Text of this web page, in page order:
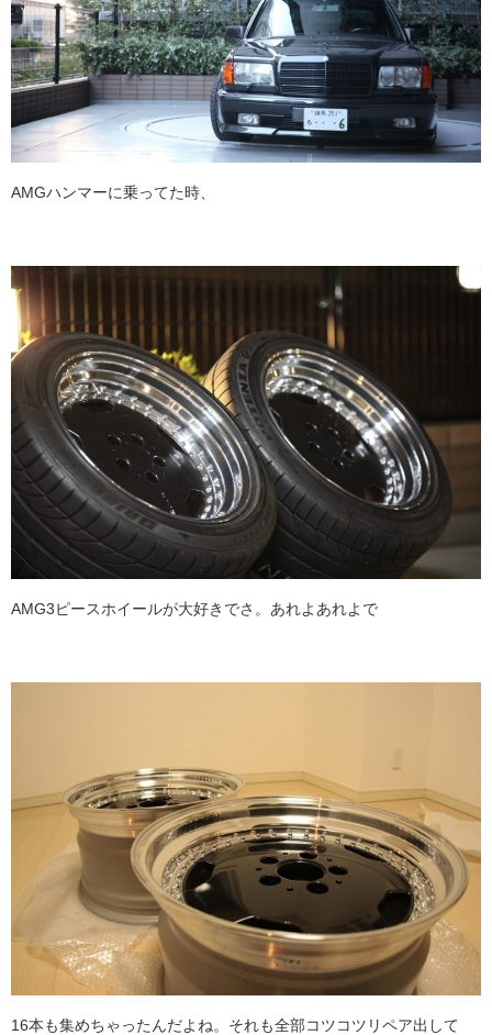
AMGハンマーに乗ってた時、
AMG3ピースホイールが大好きでさ。あれよあれよで
16本も集めちゃったんだよね。それも全部コツコツリペア出して